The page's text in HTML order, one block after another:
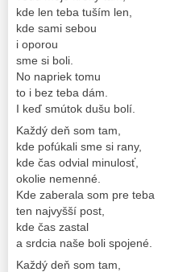
kde len teba tuším len,
kde sami sebou
i oporou
sme si boli.
No napriek tomu
to i bez teba dám.
I keď smútok dušu bolí.
Každý deň som tam,
kde pofúkali sme si rany,
kde čas odvial minulosť,
okolie nemenné.
Kde zaberala som pre teba
ten najvyšší post,
kde čas zastal
a srdcia naše boli spojené.
Každý deň som tam,